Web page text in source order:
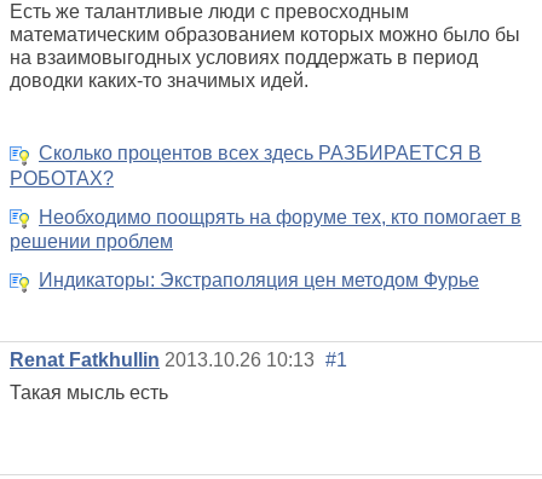
Есть же талантливые люди с превосходным
математическим образованием которых можно было бы
на взаимовыгодных условиях поддержать в период
доводки каких-то значимых идей.
Сколько процентов всех здесь РАЗБИРАЕТСЯ В
РОБОТАХ?
Необходимо поощрять на форуме тех, кто помогает в
решении проблем
Индикаторы: Экстраполяция цен методом Фурье
Renat Fatkhullin 2013.10.26 10:13 #1
Такая мысль есть